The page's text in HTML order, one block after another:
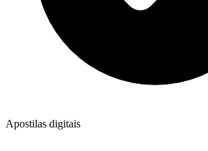
Apostilas digitais